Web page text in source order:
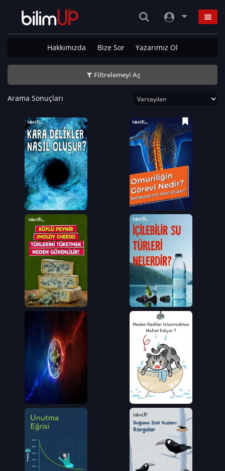
Hakkımızda Bize Sor Yazarımız Ol
Filtrelemeyi Aç
Arama Sonuçları